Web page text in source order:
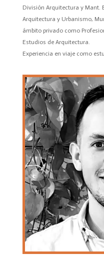
División Arquitectura y Mant.
Arquitectura y Urbanismo,
ámbito privado como
Estudios de Arquitectura.
Experiencia en viaje como